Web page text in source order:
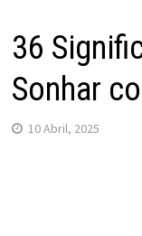
36
Sonhar
10 Abril, 2025